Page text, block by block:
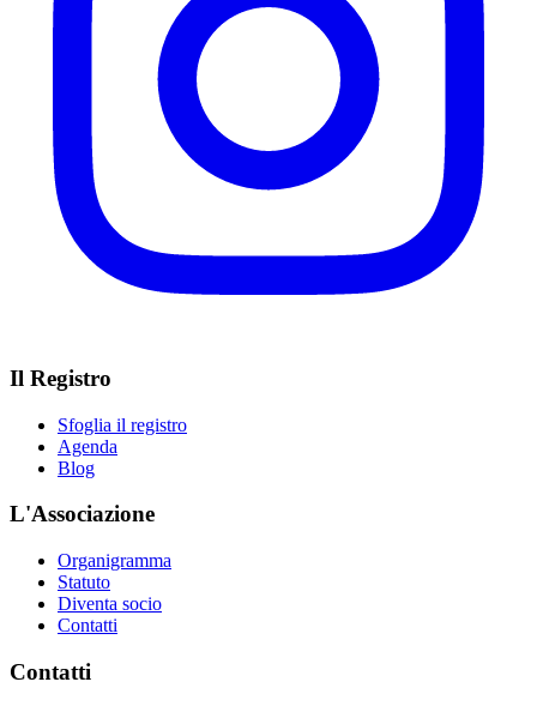
Il Registro
Sfoglia il registro
Agenda
Blog
L'Associazione
Organigramma
Statuto
Diventa socio
Contatti
Contatti